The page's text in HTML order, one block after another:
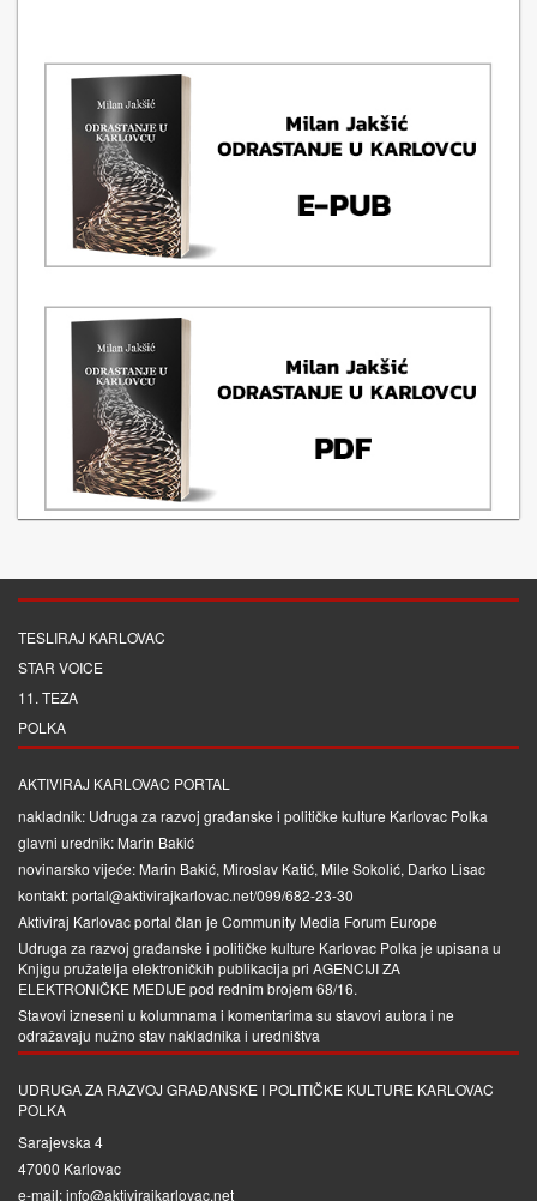
TESLIRAJ KARLOVAC
STAR VOICE
11. TEZA
POLKA
AKTIVIRAJ KARLOVAC PORTAL
nakladnik: Udruga za razvoj građanske i političke kulture Karlovac Polka
glavni urednik: Marin Bakić
novinarsko vijeće: Marin Bakić, Miroslav Katić, Mile Sokolić, Darko Lisac
kontakt: portal@aktivirajkarlovac.net/099/682-23-30
Aktiviraj Karlovac portal član je Community Media Forum Europe
Udruga za razvoj građanske i političke kulture Karlovac Polka je upisana u
Knjigu pružatelja elektroničkih publikacija pri AGENCIJI ZA
ELEKTRONIČKE MEDIJEpod rednim brojem 68/16.
Stavovi izneseni u kolumnama i komentarima su stavovi autora i ne
odražavaju nužno stav nakladnika i uredništva
UDRUGA ZA RAZVOJ GRAĐANSKE I POLITIČKE KULTURE KARLOVAC
POLKA
Sarajevska 4
47000 Karlovac
e-mail: info@aktivirajkarlovac.net